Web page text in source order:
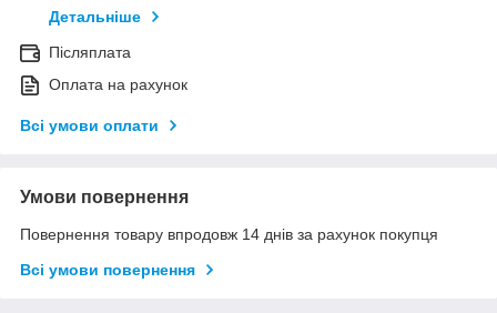
Детальніше
Післяплата
Оплата на рахунок
Всі умови оплати
Умови повернення
Повернення товару впродовж 14 днів за рахунок покупця
Всі умови повернення